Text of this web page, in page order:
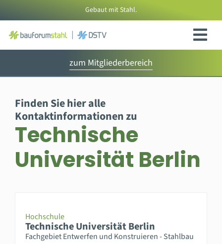
Inhalt
springen
Gebaut mit Stahl.
zum Mitgliederbereich
Finden Sie hier alle
Kontaktinformationen zu
Technische
Universität Berlin
Hochschule
Technische Universität Berlin
Fachgebiet Entwerfen und Konstruieren - Stahlbau